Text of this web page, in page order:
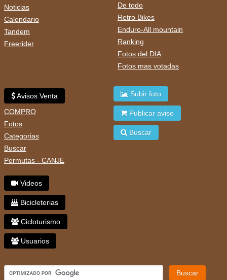
Noticias
Calendario
Tandem
Freerider
De todo
Retro Bikes
Enduro-All mountain
Ranking
Fotos del DIA
Fotos mas votadas
Avisos Venta
COMPRO
Fotos
Categorias
Buscar
Permutas - CANJE
Videos
Bicicleterias
Cicloturismo
Usuarios
Subir foto
Publicar aviso
Buscar
Buscar